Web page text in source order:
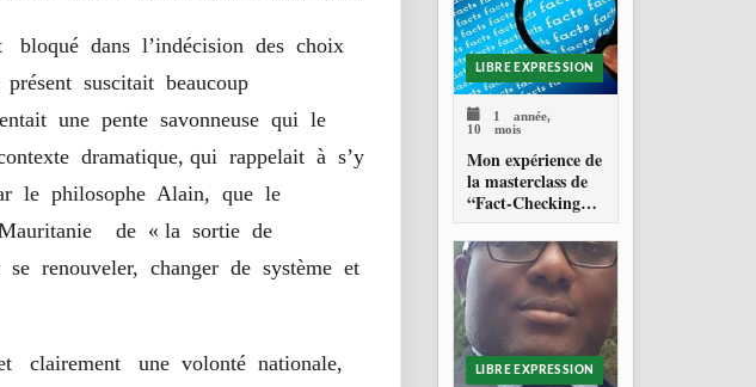
dans l’indécision des choix
suscitait beaucoup
une pente savonneuse qui le
dramatique, qui rappelait à s’y
le philosophe Alain, que le
de « la sortie de
renouveler, changer de système et
une volonté nationale,
LIBRE EXPRESSION
1 année,
10 mois
Mon expérience de
la masterclass de
“Fact-Checking”
organisée par
Code for Africa
dans le cadre de la
lutte contre la
désinformation en
Afrique
LIBRE EXPRESSION